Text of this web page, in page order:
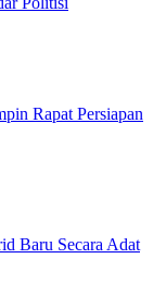
Rapat Persiapan
Baru Secara Adat